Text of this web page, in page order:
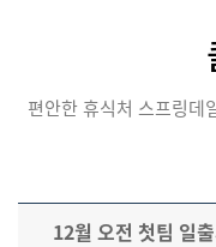
편안한 휴식처 스프링데
12월 오전 첫팀 일